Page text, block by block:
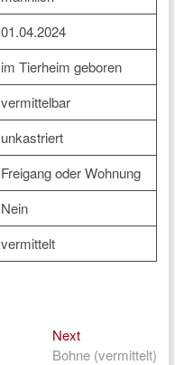
01.04.2024
im Tierheim geboren
vermittelbar
unkastriert
Freigang oder Wohnung
Nein
vermittelt
NextNext
post:
Bohne (vermittelt)